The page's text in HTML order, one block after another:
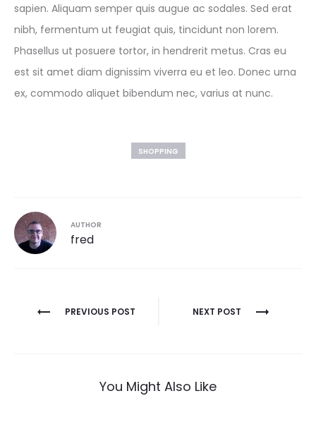
sapien. Aliquam semper quis augue ac sodales. Sed erat
nibh, fermentum ut feugiat quis, tincidunt non lorem.
Phasellus ut posuere tortor, in hendrerit metus. Cras eu
est sit amet diam dignissim viverra eu et leo. Donec urna
ex, commodo aliquet bibendum nec, varius at nunc.
SHOPPING
AUTHOR
fred
Post
PREVIOUS POST NEXT POST
You Might Also Like